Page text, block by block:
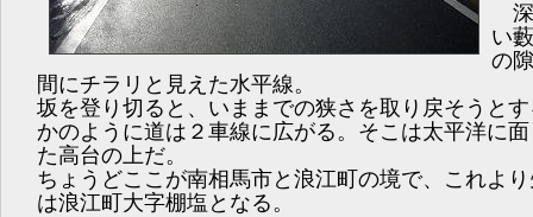
深
い藪
の隙
間にチラリと見えた水平線。
坂を登り切ると、いままでの狭さを取り戻そうと
かのように道は２車線に広がる。そこは太平洋に
た高台の上だ。
ちょうどここが南相馬市と浪江町の境で、これよ
は浪江町大字棚塩となる。